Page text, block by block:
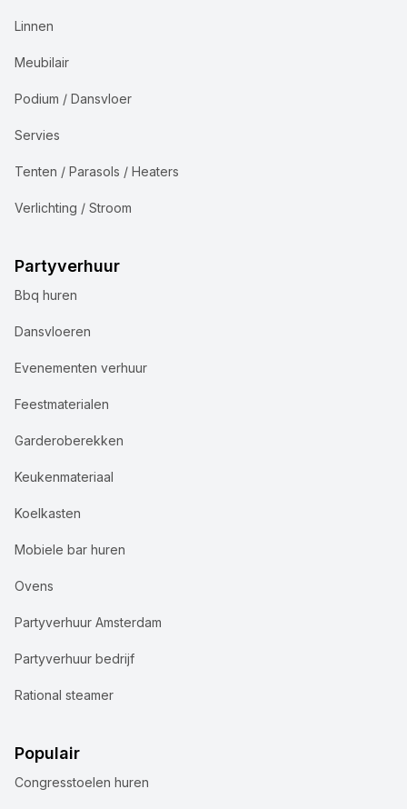
Linnen
Meubilair
Podium / Dansvloer
Servies
Tenten / Parasols / Heaters
Verlichting / Stroom
Partyverhuur
Bbq huren
Dansvloeren
Evenementen verhuur
Feestmaterialen
Garderoberekken
Keukenmateriaal
Koelkasten
Mobiele bar huren
Ovens
Partyverhuur Amsterdam
Partyverhuur bedrijf
Rational steamer
Populair
Congresstoelen huren